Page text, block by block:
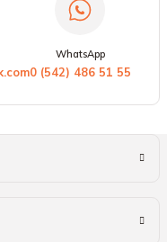
WhatsApp
0 (542) 486 51 55